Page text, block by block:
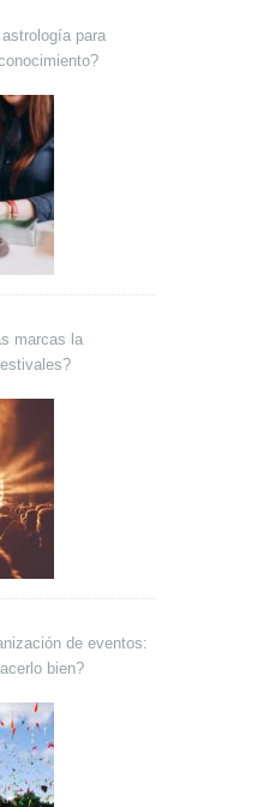
para
marcas la
de eventos:
bien?